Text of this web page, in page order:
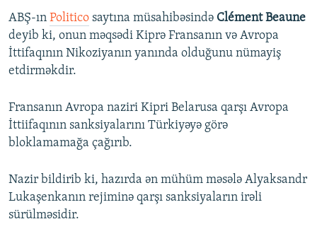
ABŞ-ın Politico saytına müsahibəsində Clément Beaune
deyib ki, onun məqsədi Kiprə Fransanın və Avropa
İttifaqının Nikoziyanın yanında olduğunu nümayiş
etdirməkdir.
Fransanın Avropa naziri Kipri Belarusa qarşı Avropa
İttiifaqının sanksiyalarını Türkiyəyə görə
bloklamamağa çağırıb.
Nazir bildirib ki, hazırda ən mühüm məsələ Alyaksandr
Lukaşenkanın rejiminə qarşı sanksiyaların irəli
sürülməsidir.